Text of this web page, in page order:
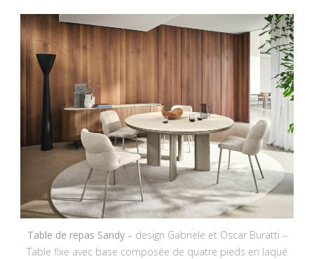
Table de repas Sandy– design Gabriele et Oscar Buratti –
Table fixe avec base composée de quatre pieds en laqué